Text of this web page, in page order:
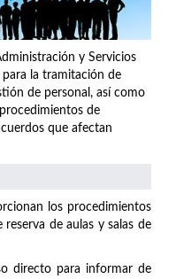
y Servicios
la tramitación de
de personal, así como
de
que afectan
los procedimientos
de aulas y salas de
directo para informar de